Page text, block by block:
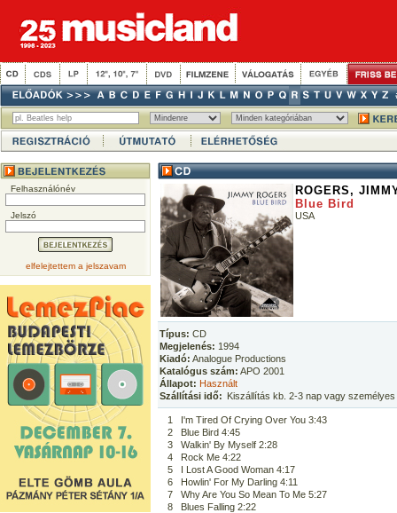
Felhasználónév
Jelszó
elfelejtettem a jelszavam
ROGERS,
Blue Bird
USA
Típus: CD
Megjelenés: 1994
Kiadó: Analogue Productions
Katalógus szám: APO 2001
Állapot: Használt
Szállítási idő: Kiszállítás kb. 2-3 nap vagy
1
I'm Tired Of Crying Over You 3:43
2
Blue Bird 4:45
3
Walkin' By Myself 2:28
4
Rock Me 4:22
5
I Lost A Good Woman 4:17
6
Howlin' For My Darling 4:11
7
Why Are You So Mean To Me 5:27
8
Blues Falling 2:22